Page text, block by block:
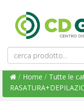
/ Home / Tutte le